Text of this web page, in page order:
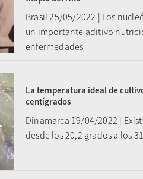
Brasil 25/05/2022 | Los
un importante aditivo
enfermedades
La temperatura ideal de
centígrados
Dinamarca 19/04/2022 |
desde los 20,2 grados a los